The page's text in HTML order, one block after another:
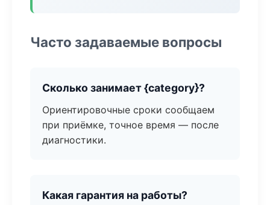
Часто задаваемые вопросы
Сколько занимает {category}?
Ориентировочные сроки сообщаем
при приёмке, точное время — после
диагностики.
Какая гарантия на работы?